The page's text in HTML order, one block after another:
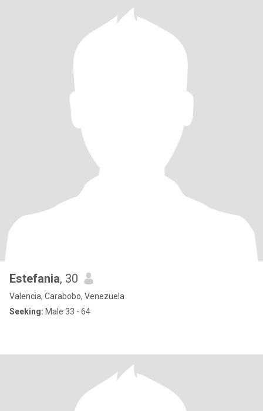
Estefania, 30
Valencia, Carabobo, Venezuela
Seeking: Male 33 - 64